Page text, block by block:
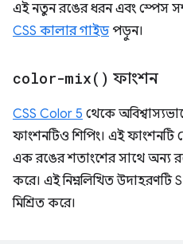
এই নতুন রঙের ধরন এবং স্পেস
CSS কালার গাইডপড়ুন।
color-mix( ) ফাংশন
CSS Color 5 থেকে
ফাংশনটিও শিপিং। এই
এক রঙের শতাংশের সাথে অন্য
করে। এই নিম্নলিখিত উদাহরণটি
মিশ্রিত করে।